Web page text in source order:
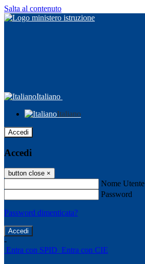
Salta al contenuto
Italiano
Italiano
Accedi
Accedi
button close ×
Nome Utente
Password
Password dimenticata?
-
Entra con SPID Entra con CIE